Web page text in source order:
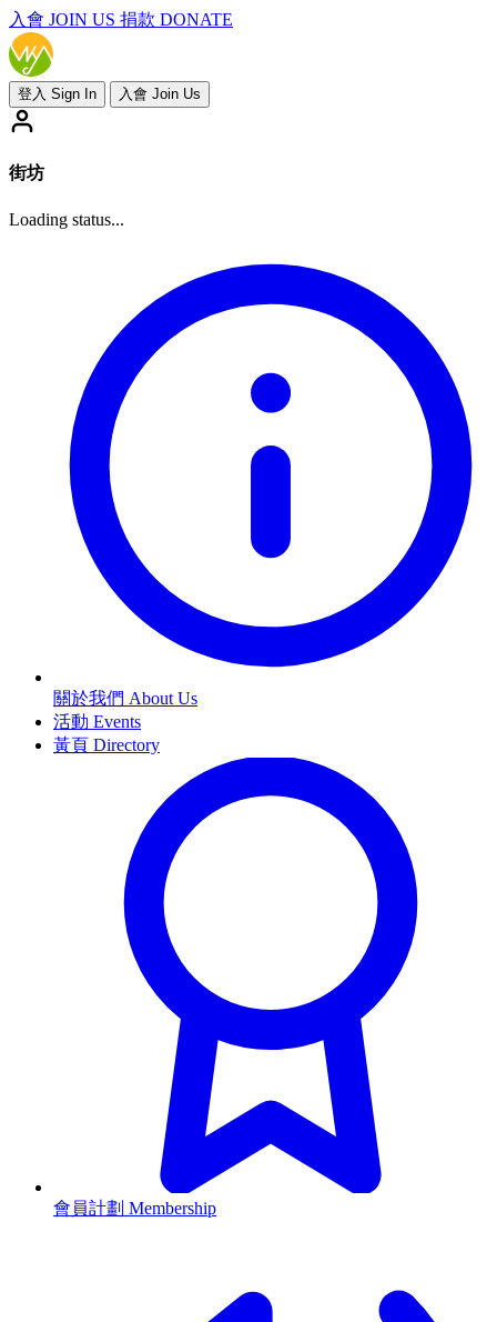
入會 JOIN US 捐款 DONATE
登入 Sign In 入會 Join Us
街坊
Loading status...
關於我們 About Us
活動 Events
黃頁 Directory
會員計劃 Membership